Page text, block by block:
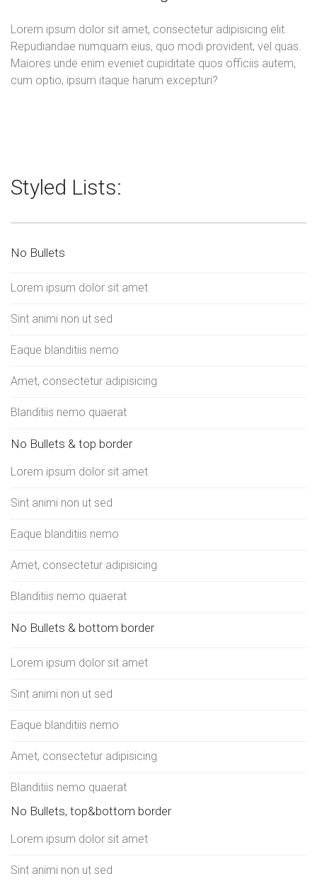
Lorem ipsum dolor sit amet, consectetur adipisicing elit.
Repudiandae numquam eius, quo modi provident, vel quas.
Maiores unde enim eveniet cupiditate quos officiis autem,
cum optio, ipsum itaque harum excepturi?
Styled Lists:
No Bullets
Lorem ipsum dolor sit amet
Sint animi non ut sed
Eaque blanditiis nemo
Amet, consectetur adipisicing
Blanditiis nemo quaerat
No Bullets & top border
Lorem ipsum dolor sit amet
Sint animi non ut sed
Eaque blanditiis nemo
Amet, consectetur adipisicing
Blanditiis nemo quaerat
No Bullets & bottom border
Lorem ipsum dolor sit amet
Sint animi non ut sed
Eaque blanditiis nemo
Amet, consectetur adipisicing
Blanditiis nemo quaerat
No Bullets, top&bottom border
Lorem ipsum dolor sit amet
Sint animi non ut sed